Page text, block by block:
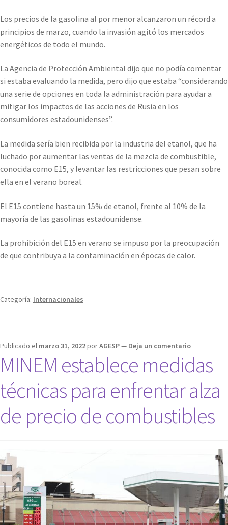
Los precios de la gasolina al por menor alcanzaron un récord a
principios de marzo, cuando la invasión agitó los mercados
energéticos de todo el mundo.
La Agencia de Protección Ambiental dijo que no podía comentar
si estaba evaluando la medida, pero dijo que estaba “considerando
una serie de opciones en toda la administración para ayudar a
mitigar los impactos de las acciones de Rusia en los
consumidores estadounidenses”.
La medida sería bien recibida por la industria del etanol, que ha
luchado por aumentar las ventas de la mezcla de combustible,
conocida como E15, y levantar las restricciones que pesan sobre
ella en el verano boreal.
El E15 contiene hasta un 15% de etanol, frente al 10% de la
mayoría de las gasolinas estadounidense.
La prohibición del E15 en verano se impuso por la preocupación
de que contribuya a la contaminación en épocas de calor.
Categoría: Internacionales
Publicado el marzo 31, 2022porAGESP— Deja un comentario
MINEM establece medidas
técnicas para enfrentar alza
de precio de combustibles